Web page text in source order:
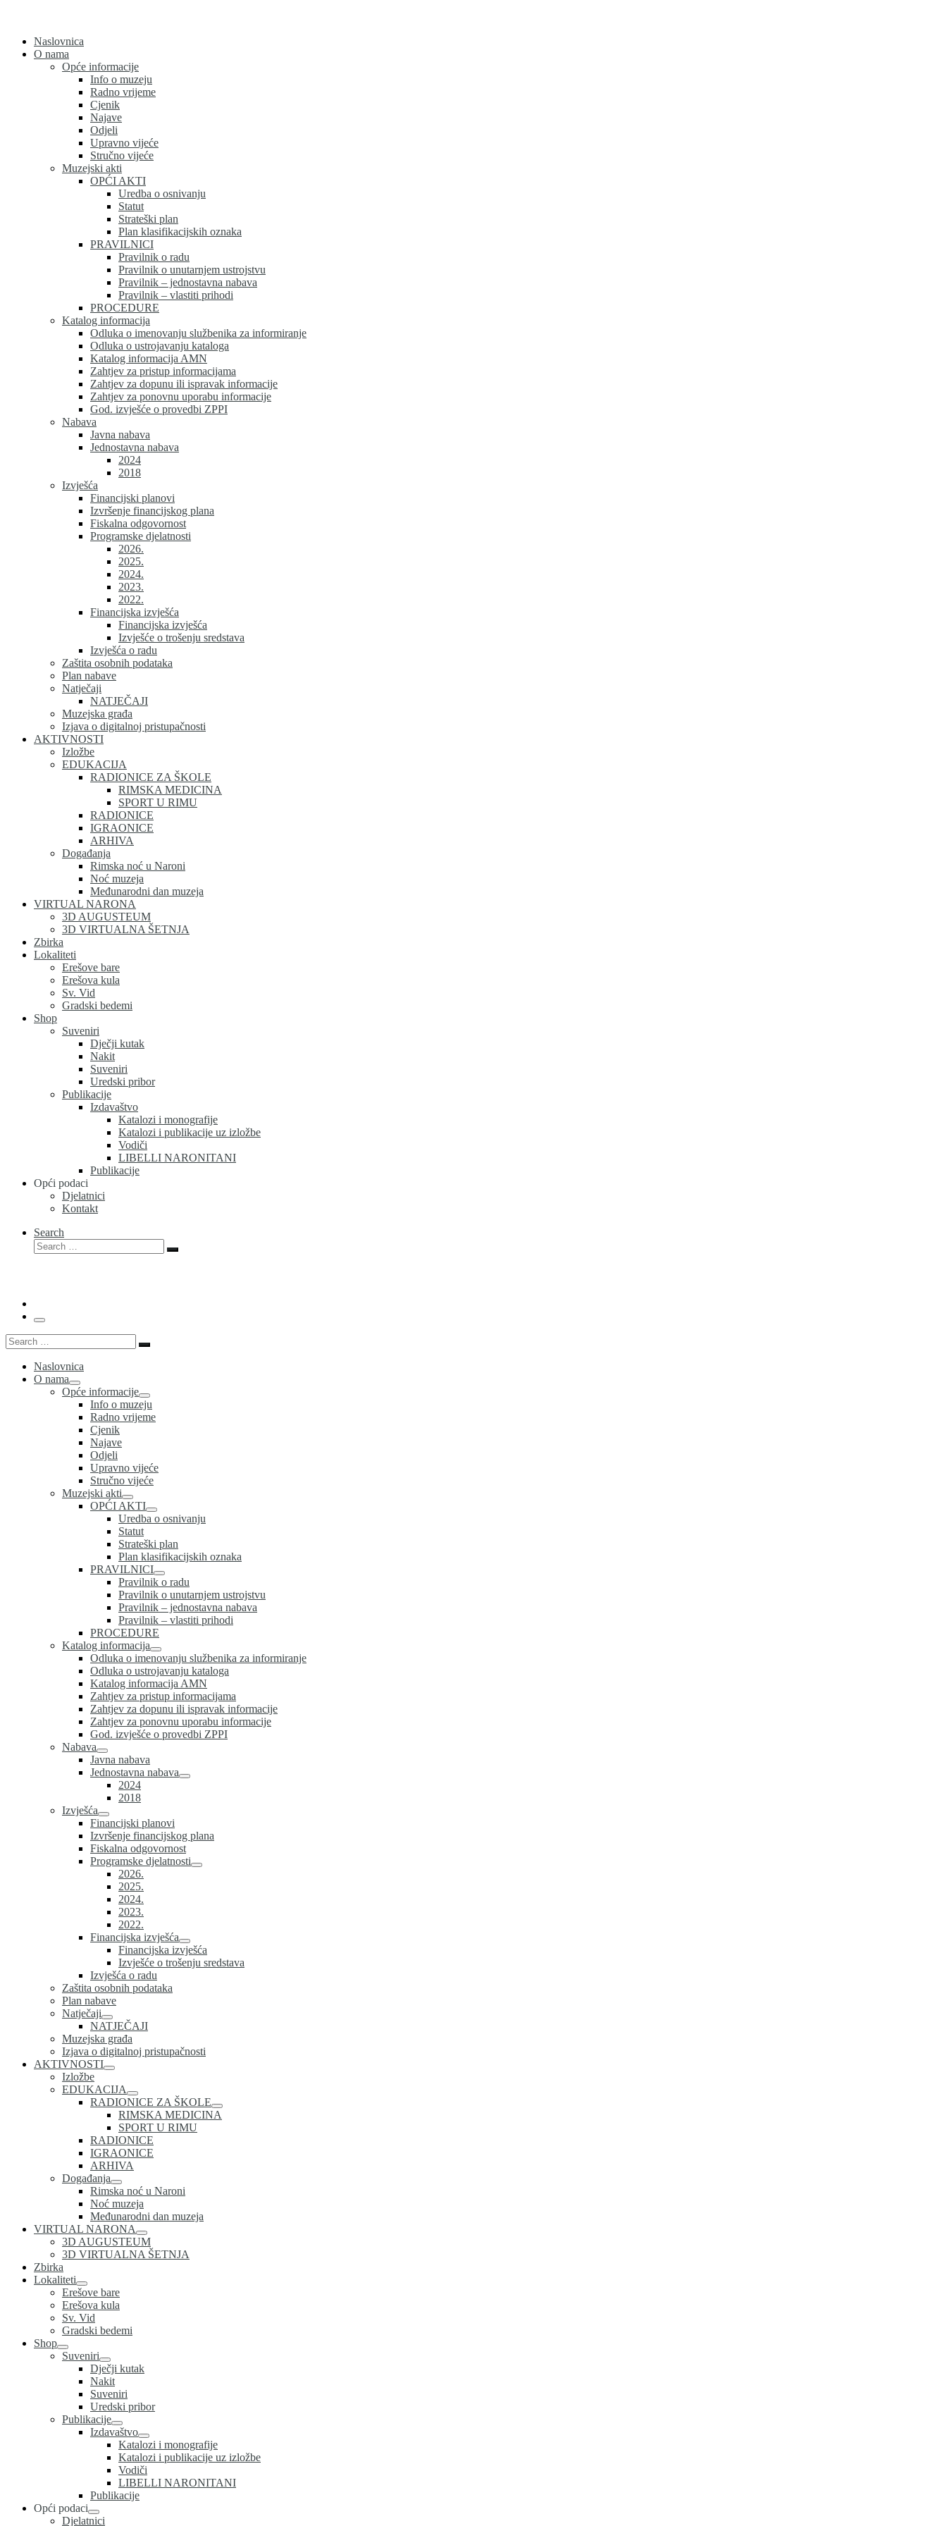
contentNaslovnica
O nama
Opće informacije
Info o muzeju
Radno vrijeme
Cjenik
Najave
Odjeli
Upravno vijeće
Stručno vijeće
Muzejski akti
OPĆI AKTI
Uredba o osnivanju
Statut
Strateški plan
Plan klasifikacijskih oznaka
PRAVILNICI
Pravilnik o radu
Pravilnik o unutarnjem ustrojstvu
Pravilnik – jednostavna nabava
Pravilnik – vlastiti prihodi
PROCEDURE
Katalog informacija
Odluka o imenovanju službenika za informiranje
Odluka o ustrojavanju kataloga
Katalog informacija AMN
Zahtjev za pristup informacijama
Zahtjev za dopunu ili ispravak informacije
Zahtjev za ponovnu uporabu informacije
God. izvješće o provedbi ZPPI
Nabava
Javna nabava
Jednostavna nabava
2024
2018
Izvješća
Financijski planovi
Izvršenje financijskog plana
Fiskalna odgovornost
Programske djelatnosti
2026.
2025.
2024.
2023.
2022.
Financijska izvješća
Financijska izvješća
Izvješće o trošenju sredstava
Izvješća o radu
Zaštita osobnih podataka
Plan nabave
Natječaji
NATJEČAJI
Muzejska građa
Izjava o digitalnoj pristupačnosti
AKTIVNOSTI
Izložbe
EDUKACIJA
RADIONICE ZA ŠKOLE
RIMSKA MEDICINA
SPORT U RIMU
RADIONICE
IGRAONICE
ARHIVA
Događanja
Rimska noć u Naroni
Noć muzeja
Međunarodni dan muzeja
VIRTUAL NARONA
3D AUGUSTEUM
3D VIRTUALNA ŠETNJA
Zbirka
Lokaliteti
Erešove bare
Erešova kula
Sv. Vid
Gradski bedemi
Shop
Suveniri
Dječji kutak
Nakit
Suveniri
Uredski pribor
Publikacije
Izdavaštvo
Katalozi i monografije
Katalozi i publikacije uz izložbe
Vodiči
LIBELLI NARONITANI
Publikacije
Opći podaci
Djelatnici
Kontakt
Search
Search
Search
Menu
Search
Search
Naslovnica
O nama
Opće informacije
Info o muzeju
Radno vrijeme
Cjenik
Najave
Odjeli
Upravno vijeće
Stručno vijeće
Muzejski akti
OPĆI AKTI
Uredba o osnivanju
Statut
Strateški plan
Plan klasifikacijskih oznaka
PRAVILNICI
Pravilnik o radu
Pravilnik o unutarnjem ustrojstvu
Pravilnik – jednostavna nabava
Pravilnik – vlastiti prihodi
PROCEDURE
Katalog informacija
Odluka o imenovanju službenika za informiranje
Odluka o ustrojavanju kataloga
Katalog informacija AMN
Zahtjev za pristup informacijama
Zahtjev za dopunu ili ispravak informacije
Zahtjev za ponovnu uporabu informacije
God. izvješće o provedbi ZPPI
Nabava
Javna nabava
Jednostavna nabava
2024
2018
Izvješća
Financijski planovi
Izvršenje financijskog plana
Fiskalna odgovornost
Programske djelatnosti
2026.
2025.
2024.
2023.
2022.
Financijska izvješća
Financijska izvješća
Izvješće o trošenju sredstava
Izvješća o radu
Zaštita osobnih podataka
Plan nabave
Natječaji
NATJEČAJI
Muzejska građa
Izjava o digitalnoj pristupačnosti
AKTIVNOSTI
Izložbe
EDUKACIJA
RADIONICE ZA ŠKOLE
RIMSKA MEDICINA
SPORT U RIMU
RADIONICE
IGRAONICE
ARHIVA
Događanja
Rimska noć u Naroni
Noć muzeja
Međunarodni dan muzeja
VIRTUAL NARONA
3D AUGUSTEUM
3D VIRTUALNA ŠETNJA
Zbirka
Lokaliteti
Erešove bare
Erešova kula
Sv. Vid
Gradski bedemi
Shop
Suveniri
Dječji kutak
Nakit
Suveniri
Uredski pribor
Publikacije
Izdavaštvo
Katalozi i monografije
Katalozi i publikacije uz izložbe
Vodiči
LIBELLI NARONITANI
Publikacije
Opći podaci
Djelatnici